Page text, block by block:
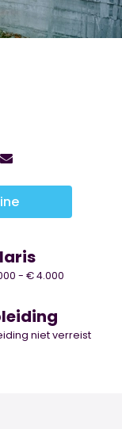
- € 4.000
niet verreist